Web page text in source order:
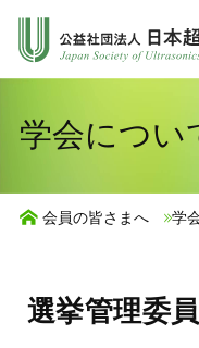
ス
学会について
学会につい
会員の皆さまへ 学
選挙管理委